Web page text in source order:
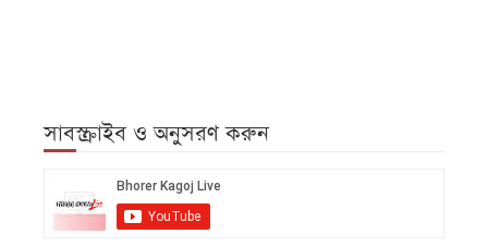
সাবস্ক্রাইব ও অনুসরণ করুন